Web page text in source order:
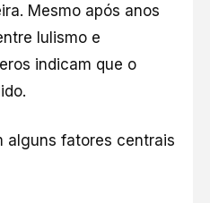
Mesmo após anos
lulismo e
indicam que o
alguns fatores centrais